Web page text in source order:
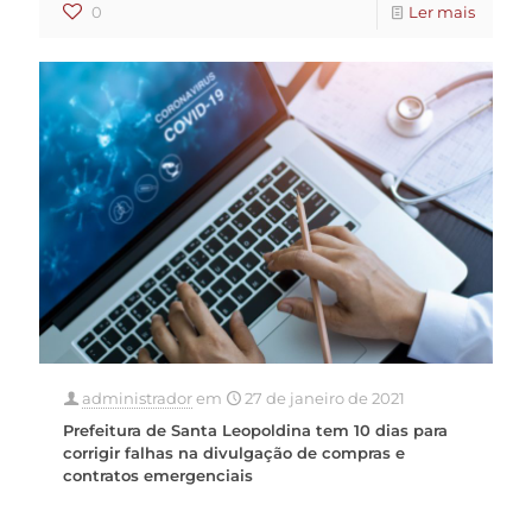
0 Ler mais
administradorem
27 de janeiro de 2021
Prefeitura de Santa Leopoldina tem 10 dias para
corrigir falhas na divulgação de compras e
contratos emergenciais